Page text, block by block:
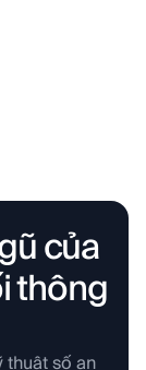
của
thông
số an